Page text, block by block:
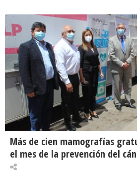
Más de cien mamografías
el mes de la prevención del